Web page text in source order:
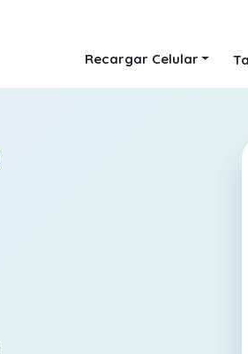
Recargar Celular